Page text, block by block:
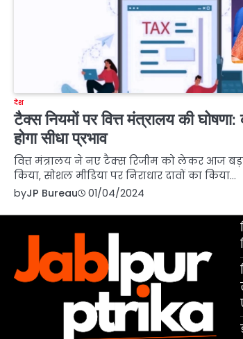
देश
टैक्स नियमों पर वित्त मंत्रालय की
होगा सीधा प्रभाव
वित्त मंत्रालय ने नए टैक्स रिजीम को लेकर आज
किया, सोशल मीडिया पर निराधार दावों का किया…
byJP Bureau 01/04/2024